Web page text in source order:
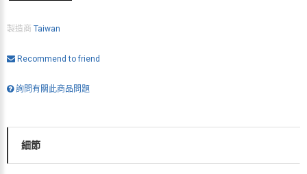
製造商 Taiwan
Recommend to friend
詢問有關此商品問題
細節